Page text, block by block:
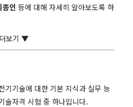
종인 등에 대해 자세히 알아보도록 하
보기 ▼
기기술에 대한 기본 지식과 실무 능
술자격 시험 중 하나입니다.